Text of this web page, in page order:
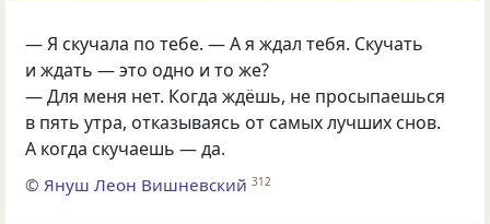
— Я скучала по тебе. — А я ждал тебя. Скучать
и ждать — это одно и то же?
— Для меня нет. Когда ждёшь, не просыпаешься
в пять утра, отказываясь от самых лучших снов.
А когда скучаешь — да.
© Януш Леон Вишневский 312